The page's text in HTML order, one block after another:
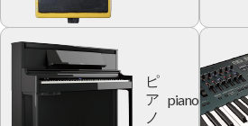
ピ
ア
ノ
piano